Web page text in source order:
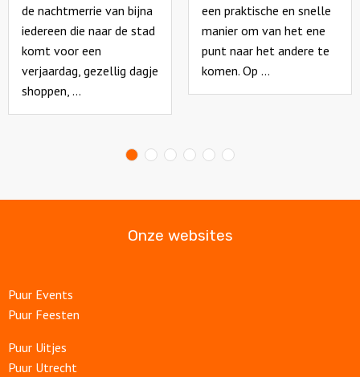
de nachtmerrie van bijna
iedereen die naar de stad
komt voor een
verjaardag, gezellig dagje
shoppen, ...
een praktische en snelle
manier om van het ene
punt naar het andere te
komen. Op ...
Onze websites
Puur Events
Puur Feesten
Puur Uitjes
Puur Utrecht